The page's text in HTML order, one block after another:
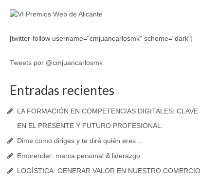
[twitter-follow username="cmjuancarlosmk" scheme="dark"]
Tweets por @cmjuancarlosmk
Entradas recientes
LA FORMACIÓN EN COMPETENCIAS DIGITALES: CLAVE
EN EL PRESENTE Y FUTURO PROFESIONAL.
Dime como diriges y te diré quién eres…
Emprender: marca personal & liderazgo
LOGÍSTICA: GENERAR VALOR EN NUESTRO COMERCIO